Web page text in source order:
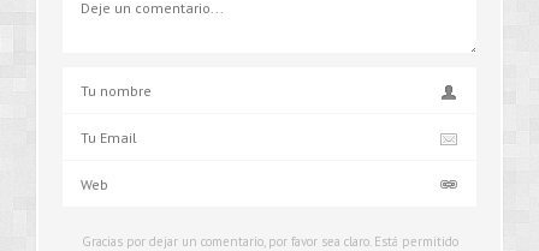
Gracias por dejar un comentario, por favor sea claro. Está permitido